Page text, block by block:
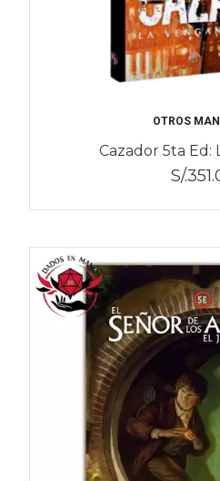
OTROS
Cazador 5ta Ed:
S/